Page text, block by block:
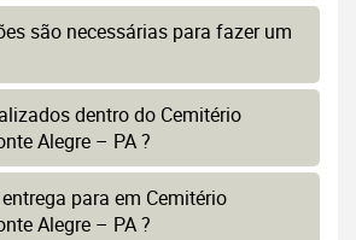
são necessárias para fazer um
dentro do Cemitério
Alegre – PA ?
para em Cemitério
Alegre – PA ?